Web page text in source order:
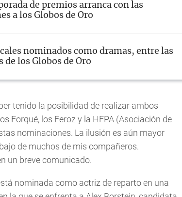
de premios arranca con las
a los Globos de Oro
nominados como dramas, entre las
de los Globos de Oro
tenido la posibilidad de realizar ambos
Forqué, los Feroz y la HFPA (Asociación de
nominaciones. La ilusión es aún mayor
de muchos de mis compañeros.
un breve comunicado.
nominada como actriz de reparto en una